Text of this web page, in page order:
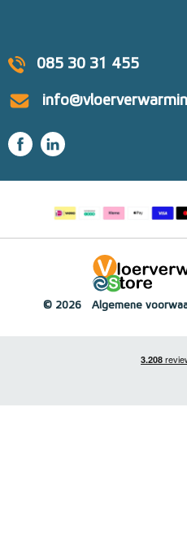
085 30 31 455
© 2026 Algemene